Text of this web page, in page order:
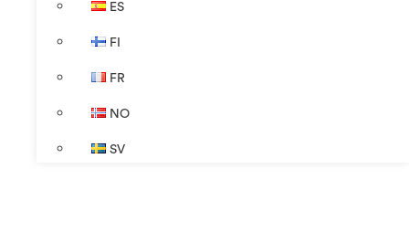
ES
FI
FR
NO
SV